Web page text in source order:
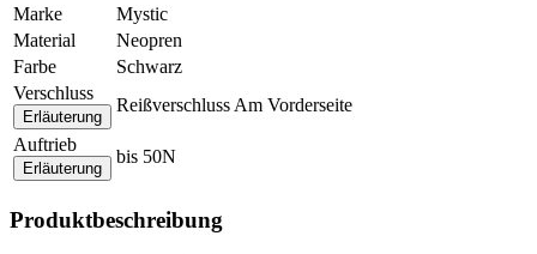
Marke
Mystic
Material
Neopren
Farbe
Schwarz
Verschluss
Erläuterung
Reißverschluss Am Vorderseite
Auftrieb
Erläuterung
bis 50N
Produktbeschreibung